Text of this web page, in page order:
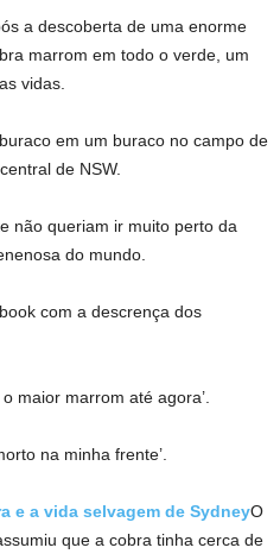
a descoberta de uma enorme
marrom em todo o verde, um
vidas.
em um buraco no campo de
de NSW.
não queriam ir muito perto da
do mundo.
com a descrença dos
maior marrom até agora’.
na minha frente’.
e a vida selvagem de SydneyO
que a cobra tinha cerca de